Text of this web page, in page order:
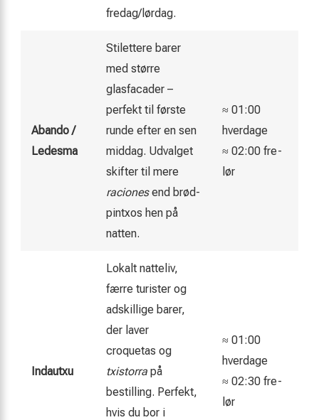
fredag/lørdag.
Abando /
Ledesma
Stilettere barer
med større
glasfacader –
perfekt til første
runde efter en sen
middag. Udvalget
skifter til mere
racionesend brød-
pintxos hen på
natten.
≈ 01:00
hverdage
≈ 02:00 fre-
lør
Indautxu
Lokalt natteliv,
færre turister og
adskillige barer,
der laver
croquetas og
txistorra på
bestilling. Perfekt,
hvis du bor i
≈ 01:00
hverdage
≈ 02:30 fre-
lør